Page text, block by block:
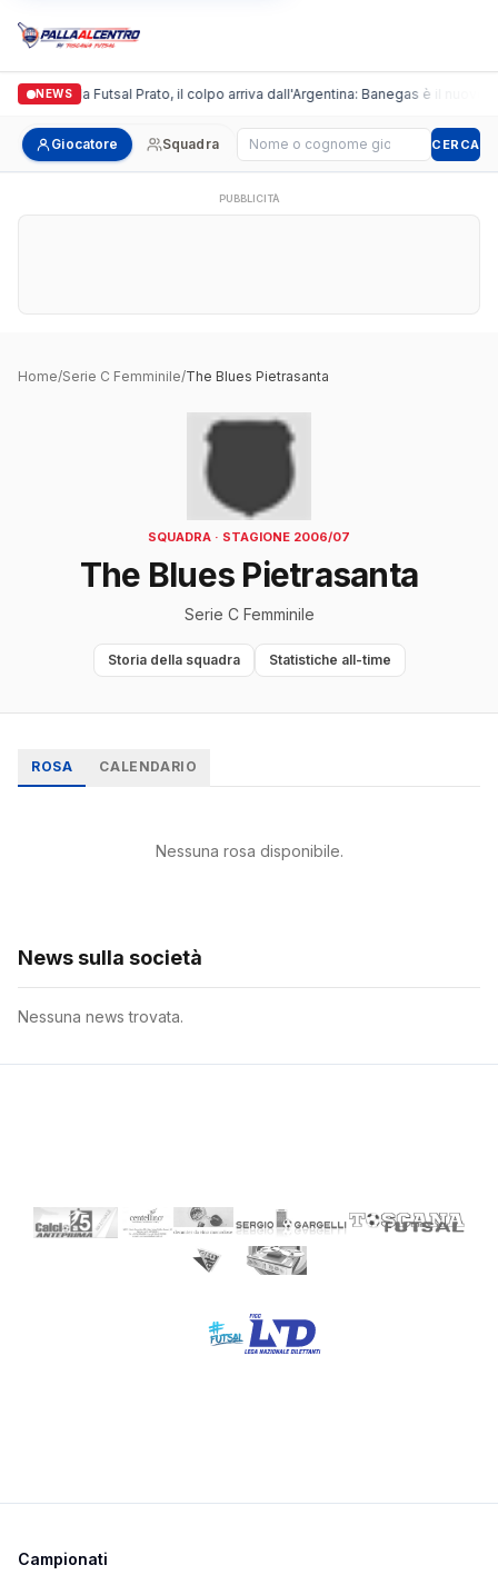
NEWS
Italgronda Futsal Prato, il colpo arriva dall'Argentina: Banegas è il nuovo
Giocatore Squadra Cerca giocatore CERCA
PUBBLICITÀ
Home/Serie C Femminile/The Blues Pietrasanta
SQUADRA · STAGIONE 2006/07
The Blues Pietrasanta
Serie C Femminile
Storia della squadra Statistiche all-time
ROSA CALENDARIO
Nessuna rosa disponibile.
News sulla società
Nessuna news trovata.
Campionati